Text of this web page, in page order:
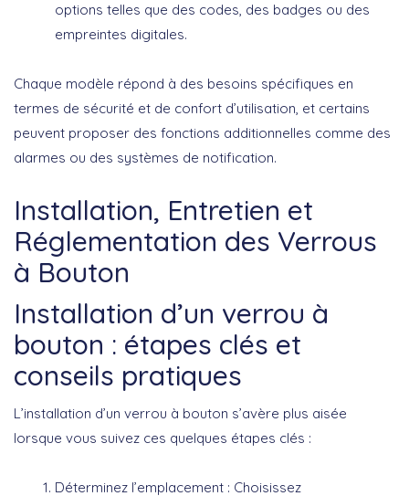
options telles que des codes, des badges ou des
empreintes digitales.
Chaque modèle répond à des besoins spécifiques en
termes de sécurité et de confort d’utilisation, et certains
peuvent proposer des fonctions additionnelles comme des
alarmes ou des systèmes de notification.
Installation, Entretien et
Réglementation des Verrous
à Bouton
Installation d’un verrou à
bouton : étapes clés et
conseils pratiques
L’installation d’un verrou à bouton s’avère plus aisée
lorsque vous suivez ces quelques étapes clés :
Déterminez l’emplacement : Choisissez